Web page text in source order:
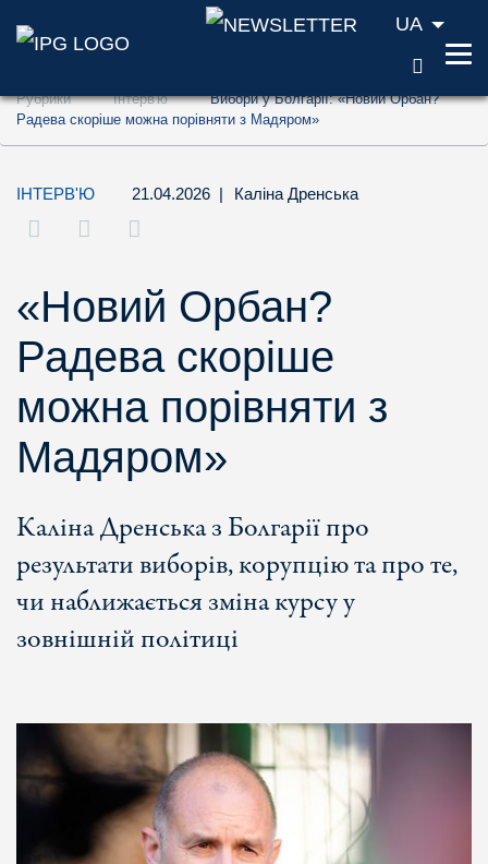
Перейти до змісту (ключ доступу '1')
Перейти до пошуку (ключ доступу '2')
UA
Рубрики Інтерв'ю
Вибори у Болгарії: «Новий Орбан?
Радева скоріше можна порівняти з Мадяром»
ІНТЕРВ'Ю 21.04.2026 | Каліна Дренська
«Новий Орбан?
Радева скоріше
можна порівняти з
Мадяром»
Каліна Дренська з Болгарії про
результати виборів, корупцію та про те,
чи наближається зміна курсу у
зовнішній політиці